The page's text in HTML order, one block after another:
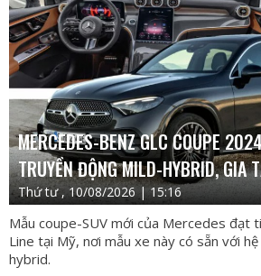
MERCEDES-BENZ GLC COUPE
TRUYỀN ĐỘNG MILD-HYBRID, GIA
Thứ tư , 10/08/2026 | 15:16
Mẫu coupe-SUV mới của Mercedes đạt
Line tại Mỹ, nơi mẫu xe này có sẵn với
hybrid.